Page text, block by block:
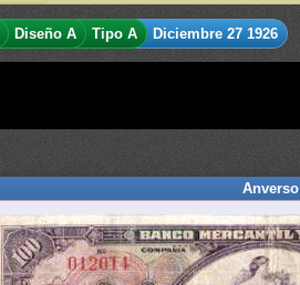
Diseño A Tipo A Diciembre 27 1926
Anverso